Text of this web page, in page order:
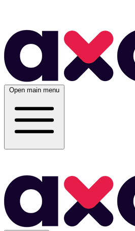
Open main menu